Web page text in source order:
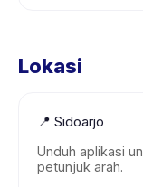
Lokasi
📍 Sidoarjo
Unduh aplikasi
petunjuk arah.